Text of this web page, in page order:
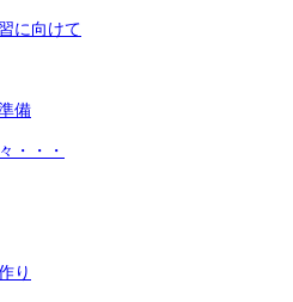
に向けて
備
・・・
り